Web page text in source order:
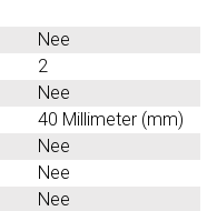
Nee
2
Nee
40 Millimeter (mm)
Nee
Nee
Nee